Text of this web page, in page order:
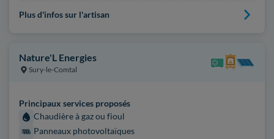
Plus d'infos sur l'artisan
Nature'L Energies
Sury-le-Comtal
Principaux services proposés
Chaudière à gaz ou fioul
Panneaux photovoltaïques